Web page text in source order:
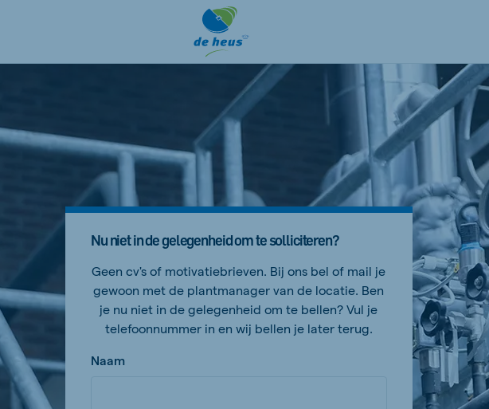
Nu niet in de gelegenheid om te solliciteren?
Geen cv's of motivatiebrieven. Bij ons bel of mail je
gewoon met de plantmanager van de locatie. Ben
je nu niet in de gelegenheid om te bellen? Vul je
telefoonnummer in en wij bellen je later terug.
Naam